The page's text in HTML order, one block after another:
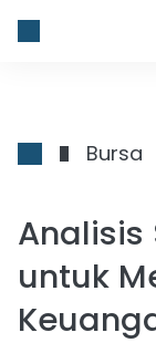
Bursa
Analisis
untuk